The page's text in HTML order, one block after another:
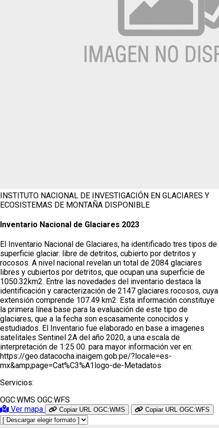
INSTITUTO NACIONAL DE INVESTIGACIÓN EN GLACIARES Y
ECOSISTEMAS DE MONTAÑA DISPONIBLE
Inventario Nacional de Glaciares 2023
El Inventario Nacional de Glaciares, ha identificado tres tipos de
superficie glaciar: libre de detritos, cubierto por detritos y
rocosos. A nivel nacional revelan un total de 2084 glaciares
libres y cubiertos por detritos, que ocupan una superficie de
1050.32km2. Entre las novedades del inventario destaca la
identificación y caracterización de 2147 glaciares rocosos, cuya
extensión comprende 107.49 km2. Esta información constituye
la primera línea base para la evaluación de este tipo de
glaciares, que a la fecha son escasamente conocidos y
estudiados. El Inventario fue elaborado en base a imagenes
satelitales Sentinel 2A del año 2020, a una escala de
interpretación de 1:25 00. para mayor información ver en:
https://geo.datacocha.inaigem.gob.pe/?locale=es-
mx&amp;page=Cat%C3%A1logo-de-Metadatos
Servicios:
OGC:WMS OGC:WFS
Ver mapa
Copiar URL OGC:WMS Copiar URL OGC:WFS